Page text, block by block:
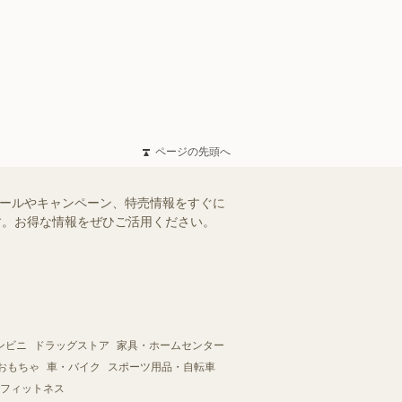
ページの先頭へ
ルやキャンペーン、特売情報をすぐに
お得な情報をぜひご活用ください。
ビニ ドラッグストア
家具・ホームセンター
もちゃ
車・バイク
スポーツ用品・自転車
ィットネス